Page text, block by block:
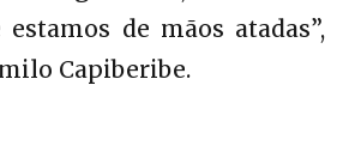
de mãos atadas”,
Capiberibe.